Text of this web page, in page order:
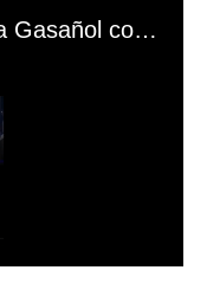
El mal momento de Yanina Gasañol con un hincha argentino en "Subrayado"